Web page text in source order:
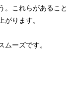
。これらがあること
ります。
ーズです。